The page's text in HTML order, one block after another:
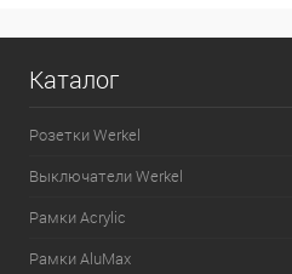
Каталог
Розетки Werkel
Выключатели Werkel
Рамки Acrylic
Рамки AluMax